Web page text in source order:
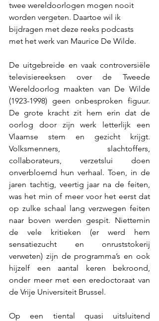
twee wereldoorlogen mogen nooit
worden vergeten. Daartoe wil ik
bijdragen met deze reeks podcasts
met het werk van Maurice De Wilde.
De uitgebreide en vaak controversiële
televisiereeksen over de Tweede
Wereldoorlog maakten van De Wilde
(1923-1998) geen onbesproken figuur.
De grote kracht zit hem erin dat de
oorlog door zijn werk letterlijk een
Vlaamse stem en gezicht krijgt.
Volksmenners, slachtoffers,
collaborateurs, verzetslui doen
onverbloemd hun verhaal. Toen, in de
jaren tachtig, veertig jaar na de feiten,
was het min of meer voor het eerst dat
op zulke schaal lang verzwegen feiten
naar boven werden gespit. Niettemin
de vele kritieken (er werd hem
sensatiezucht en onruststokerij
verweten) zijn de programma’s en ook
hijzelf een aantal keren bekroond,
onder meer met een eredoctoraat van
de Vrije Universiteit Brussel.
Op een tiental quasi uitsluitend